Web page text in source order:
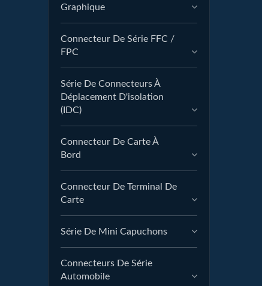
Graphique
Connecteur De Série FFC /
FPC
Série De Connecteurs À
Déplacement D'isolation
(IDC)
Connecteur De Carte À
Bord
Connecteur De Terminal De
Carte
Série De Mini Capuchons
Connecteurs De Série
Automobile